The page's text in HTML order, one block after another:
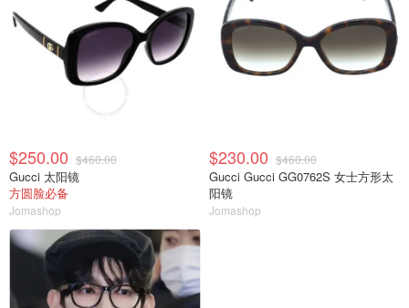
$250.00 $460.00
Gucci 太阳镜
方圆脸必备
Jomashop
$230.00 $460.00
Gucci Gucci GG0762S 女士方形太
阳镜
Jomashop